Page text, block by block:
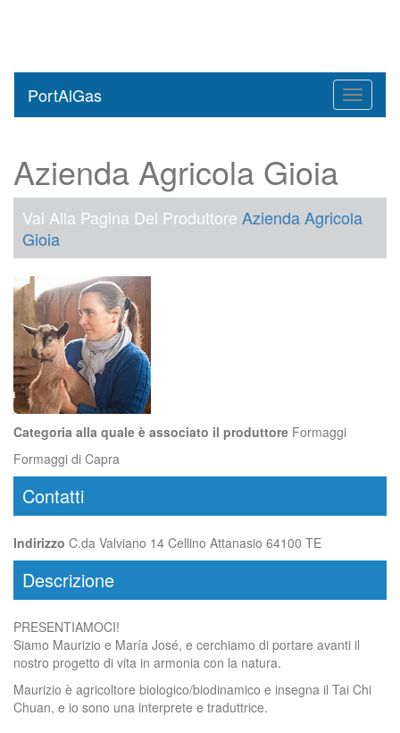
Toggle
PortAlGas
Azienda Agricola Gioia
Vai Alla Pagina Del Produttore Azienda Agricola
Gioia
Categoria alla quale è associato il produttore Formaggi
Formaggi di Capra
Contatti
Indirizzo C.da Valviano 14 Cellino Attanasio 64100 TE
Descrizione
PRESENTIAMOCI!
Siamo Maurizio e María José, e cerchiamo di portare avanti il
nostro progetto di vita in armonia con la natura.
Maurizio è agricoltore biologico/biodinamico e insegna il Tai Chi
Chuan, e io sono una interprete e traduttrice.